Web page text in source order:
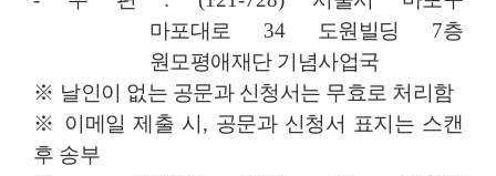
마포대로
34 도원빌딩 7층
원모평애재단 기념사업국
※ 날인이 없는 공문과 신청서는 무효로 처리함
※
이메일 제출 시, 공문과 신청서 표지는 스캔
후 송부